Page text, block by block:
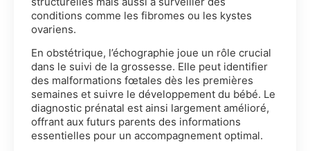
conditions comme les fibromes ou les kystes
ovariens.
En obstétrique, l’échographie joue un rôle crucial
dans le suivi de la grossesse. Elle peut identifier
des malformations fœtales dès les premières
semaines et suivre le développement du bébé. Le
diagnostic prénatal est ainsi largement amélioré,
offrant aux futurs parents des informations
essentielles pour un accompagnement optimal.